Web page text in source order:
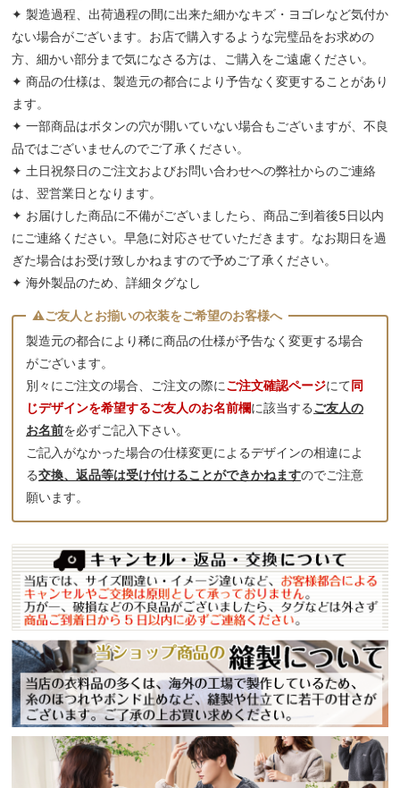
✦ 製造過程、出荷過程の間に出来た細かなキズ・ヨゴレなど気付か
ない場合がございます。お店で購入するような完璧品をお求めの
方、細かい部分まで気になさる方は、ご購入をご遠慮ください。
✦ 商品の仕様は、製造元の都合により予告なく変更することがあり
ます。
✦ 一部商品はボタンの穴が開いていない場合もございますが、不良
品ではございませんのでご了承ください。
✦ 土日祝祭日のご注文およびお問い合わせへの弊社からのご連絡
は、翌営業日となります。
✦ お届けした商品に不備がございましたら、商品ご到着後5日以内
にご連絡ください。早急に対応させていただきます。なお期日を過
ぎた場合はお受け致しかねますので予めご了承ください。
✦ 海外製品のため、詳細タグなし
製造元の都合により稀に商品の仕様が予告なく変更する場合
がございます。
別々にご注文の場合、ご注文の際にご注文確認ページにて同
じデザインを希望するご友人のお名前欄に該当するご友人の
お名前を必ずご記入下さい。
ご記入がなかった場合の仕様変更によるデザインの相違によ
る交換、返品等は受け付けることができかねますのでご注意
願います。